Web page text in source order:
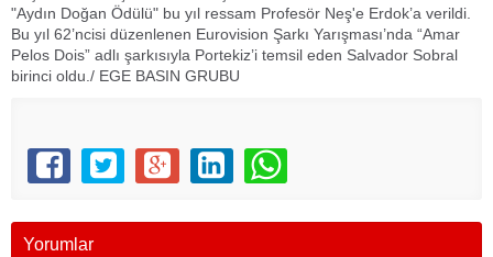
"Aydın Doğan Ödülü" bu yıl ressam Profesör Neş'e Erdok’a verildi.
Bu yıl 62’ncisi düzenlenen Eurovision Şarkı Yarışması’nda “Amar
Pelos Dois” adlı şarkısıyla Portekiz’i temsil eden Salvador Sobral
birinci oldu./ EGE BASIN GRUBU
Yorumlar